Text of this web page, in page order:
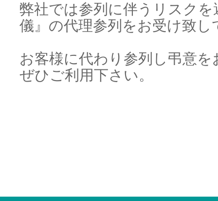
弊社では参列に伴うリスク
儀』の代理参列をお受け致し
お客様に代わり参列し弔意
ぜひご利用下さい。